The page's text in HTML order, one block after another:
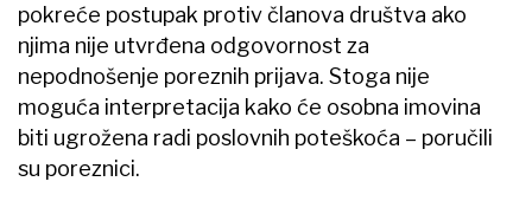
pokreće postupak protiv članova društva ako
njima nije utvrđena odgovornost za
nepodnošenje poreznih prijava. Stoga nije
moguća interpretacija kako će osobna imovina
biti ugrožena radi poslovnih poteškoća – poručili
su poreznici.